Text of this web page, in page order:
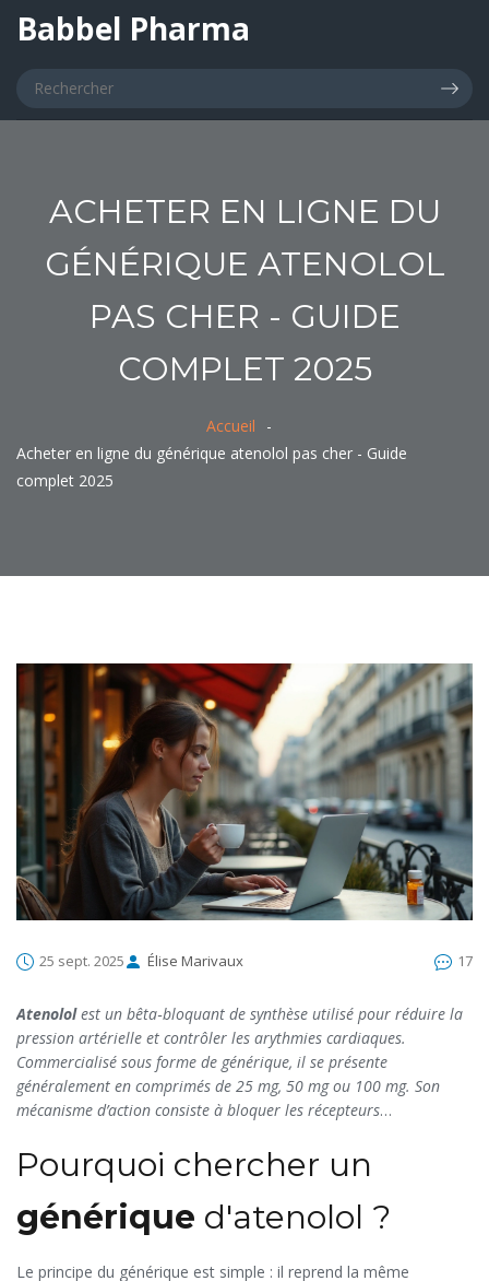
Babbel Pharma
ACHETER EN LIGNE DU
GÉNÉRIQUE ATENOLOL
PAS CHER - GUIDE
COMPLET 2025
Accueil
Acheter en ligne du générique atenolol pas cher - Guide
complet 2025
25 sept. 2025 Élise Marivaux 17
Atenololest un bêta‑bloquant de synthèse utilisé pour réduire la
pression artérielle et contrôler les arythmies cardiaques.
Commercialisé sous forme de générique, il se présente
généralement en comprimés de 25 mg, 50 mg ou 100 mg. Son
mécanisme d’action consiste à bloquer les récepteurs
cœur.
Pourquoi chercher un
générique d'atenolol ?
Le principe du générique est simple : il reprend la même